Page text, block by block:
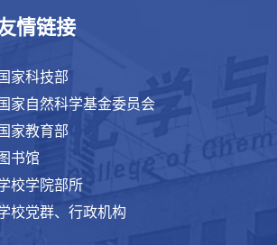
情链接
家科技部
家自然科学基金委员会
家教育部
书馆
校学院部所
校党群、行政机构